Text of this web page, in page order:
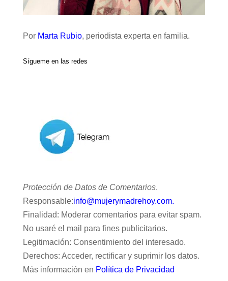
Por Marta Rubio, periodista experta en familia.
Sígueme en las redes
Protección de Datos de Comentarios.
Responsable:info@mujerymadrehoy.com.
Finalidad: Moderar comentarios para evitar spam.
No usaré el mail para fines publicitarios.
Legitimación: Consentimiento del interesado.
Derechos: Acceder, rectificar y suprimir los datos.
Más información en Política de Privacidad